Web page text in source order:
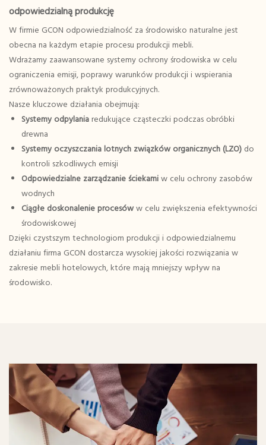
odpowiedzialną produkcję
W firmie GCON odpowiedzialność za środowisko naturalne jest
obecna na każdym etapie procesu produkcji mebli.
Wdrażamy zaawansowane systemy ochrony środowiska w celu
ograniczenia emisji, poprawy warunków produkcji i wspierania
zrównoważonych praktyk produkcyjnych.
Nasze kluczowe działania obejmują:
Systemy odpylaniaredukujące cząsteczki podczas obróbki
drewna
Systemy oczyszczania lotnych związków organicznych (LZO) do
kontroli szkodliwych emisji
Odpowiedzialne zarządzanie ściekamiw celu ochrony zasobów
wodnych
Ciągłe doskonalenie procesóww celu zwiększenia efektywności
środowiskowej
Dzięki czystszym technologiom produkcji i odpowiedzialnemu
działaniu firma GCON dostarcza wysokiej jakości rozwiązania w
zakresie mebli hotelowych, które mają mniejszy wpływ na
środowisko.